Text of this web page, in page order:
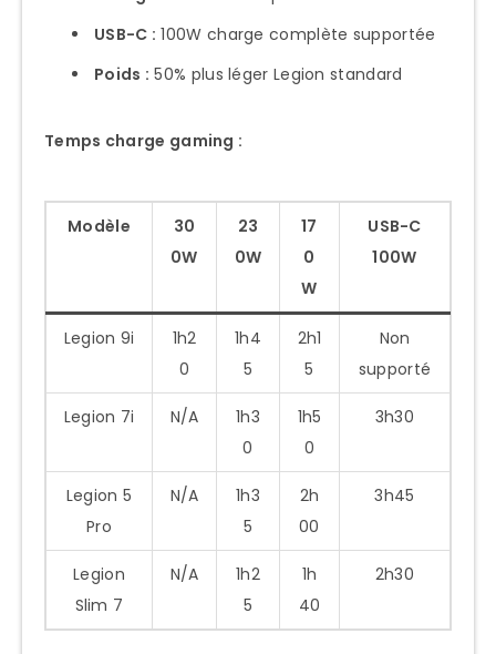
USB-C : 100W charge complète supportée
Poids : 50% plus léger Legion standard
Temps charge gaming :
Modèle
30
0W
23
0W
17
0
W
USB-C
100W
Legion 9i
1h2
0
1h4
5
2h1
5
Non
supporté
Legion 7i N/A
1h3
0
1h5
0
3h30
Legion 5
Pro
N/A
1h3
5
2h
00
3h45
Legion
Slim 7
N/A
1h2
5
1h
40
2h30